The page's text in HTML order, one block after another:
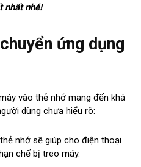
nhất nhé!
ứng dụng
vào thẻ nhớ mang đến khá
dùng chưa hiểu rõ:
nhớ sẽ giúp cho điện thoại
chế bị treo máy.